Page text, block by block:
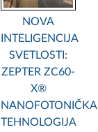
NOVA
INTELIGENCIJA
SVETLOSTI:
ZEPTER ZC60-
X®
NANOFOTONIČKA
TEHNOLOGIJA